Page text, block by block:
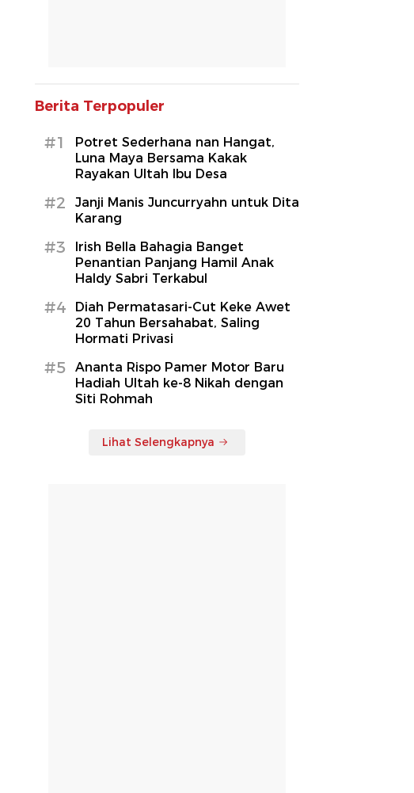
Berita Terpopuler
#1
Potret Sederhana nan Hangat,
Luna Maya Bersama Kakak
Rayakan Ultah Ibu Desa
#2
Janji Manis Juncurryahn untuk Dita
Karang
#3
Irish Bella Bahagia Banget
Penantian Panjang Hamil Anak
Haldy Sabri Terkabul
#4
Diah Permatasari-Cut Keke Awet
20 Tahun Bersahabat, Saling
Hormati Privasi
#5
Ananta Rispo Pamer Motor Baru
Hadiah Ultah ke-8 Nikah dengan
Siti Rohmah
Lihat Selengkapnya